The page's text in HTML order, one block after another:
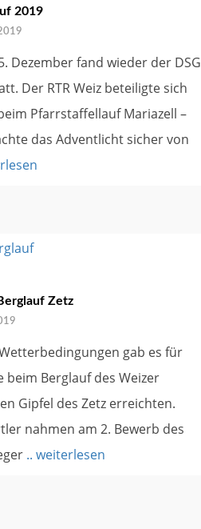
2019
Dezember fand wieder der DSG
Der RTR Weiz beteiligte sich
Pfarrstaffellauf Mariazell –
das Adventlicht sicher von
Zetz
gab es für
beim Berglauf des Weizer
Gipfel des Zetz erreichten.
nahmen am 2. Bewerb des
.. weiterlesen